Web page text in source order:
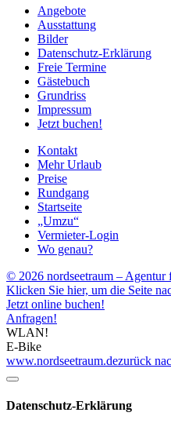
Angebote
Ausstattung
Bilder
Datenschutz-Erklärung
Freie Termine
Gästebuch
Grundriss
Impressum
Jetzt buchen!
Kontakt
Mehr Urlaub
Preise
Rundgang
Startseite
„Umzu“
Vermieter-Login
Wo genau?
© 2026 nordseetraum –
Klicken Sie hier, um die Seite
Jetzt online buchen!
Anfragen!
WLAN!
E-Bike
www.nordseetraum.dezurück
Datenschutz-Erklärung